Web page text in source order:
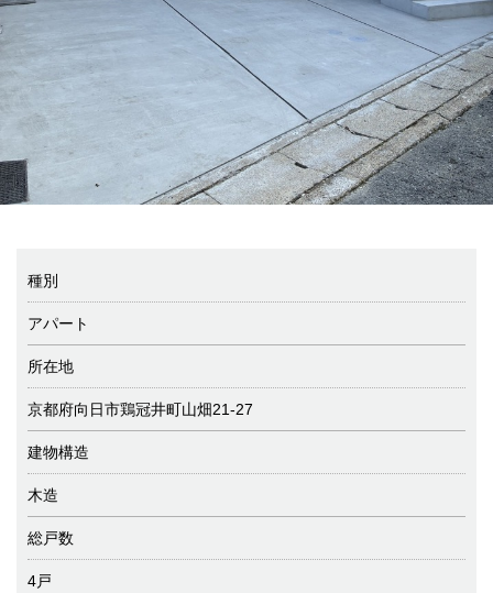
種別
アパート
所在地
京都府向日市鶏冠井町山畑21-27
建物構造
木造
総戸数
4戸